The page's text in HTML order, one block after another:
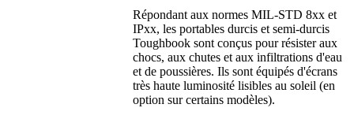
Répondant aux normes MIL-STD 8xx et
IPxx, les portables durcis et semi-durcis
Toughbook sont conçus pour résister aux
chocs, aux chutes et aux infiltrations d'eau
et de poussières. Ils sont équipés d'écrans
très haute luminosité lisibles au soleil (en
option sur certains modèles).